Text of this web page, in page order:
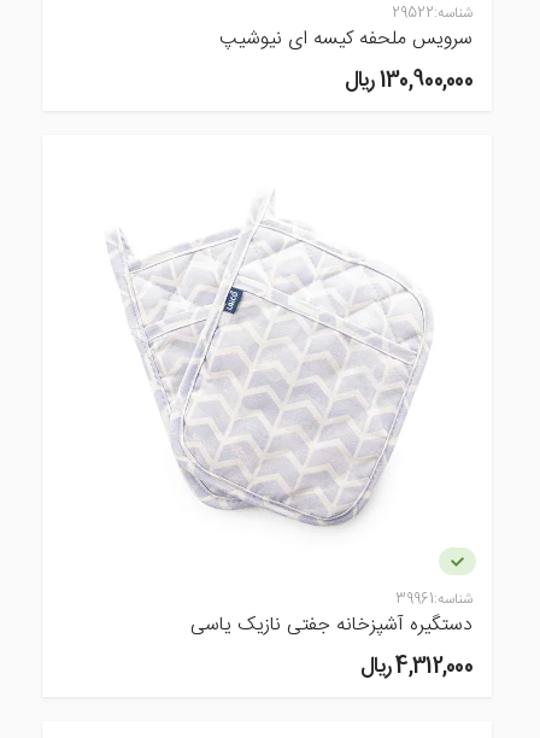
شناسه:29522
سرویس ملحفه کیسه ای نیوشیپ
130,900,000 ريال
شناسه:39961
دستگیره آشپزخانه جفتی نازیک یاسی
4,312,000 ريال